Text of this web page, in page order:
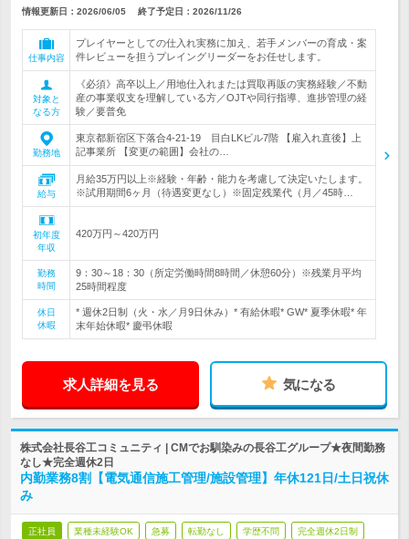
情報更新日：2026/06/05 終了予定日： 2026/11/26
仕事内容
プレイヤーとしての仕入れ実務に加え、若手メンバーの育成・案
件レビューを担うプレイングリーダーをお任せします。
対象と
なる方
《必須》高卒以上／用地仕入れまたは買取再販の実務経験／不動
産の事業収支を理解している方／OJTや同行指導、進捗管理の経
験／要普免
勤務地
東京都新宿区下落合4-21-19 目白LKビル7階 【雇入れ直後】上
記事業所 【変更の範囲】会社の…
給与
月給35万円以上※経験・年齢・能力を考慮して決定いたします。
※試用期間6ヶ月（待遇変更なし）※固定残業代（月／45時…
初年度
年収
420万円～420万円
勤務
時間
9：30～18：30（所定労働時間8時間／休憩60分）※残業月平均
25時間程度
休日
休暇
* 週休2日制（火・水／月9日休み）* 有給休暇* GW* 夏季休暇* 年
末年始休暇* 慶弔休暇
求人詳細を見る 気になる
株式会社長谷工コミュニティ | CMでお馴染みの長谷工グループ★夜間勤務
なし★完全週休2日
内勤業務8割【電気通信施工管理/施設管理】年休121日/土日祝休
み
正社員 業種未経験OK 急募 転勤なし 学歴不問 完全週休2日制